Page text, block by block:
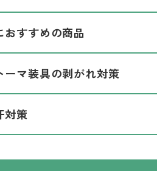
すすめの商品
マ装具の剥がれ対策
対策